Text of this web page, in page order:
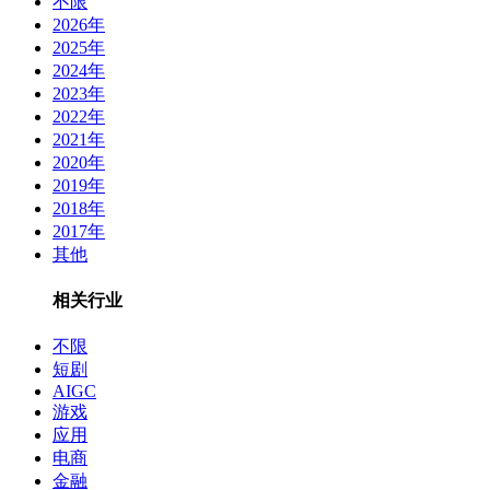
2026年
2025年
2024年
2023年
2022年
2021年
2020年
2019年
2018年
2017年
其他
相关行业
不限
短剧
AIGC
游戏
应用
电商
金融